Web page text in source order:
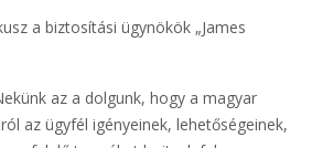
a biztosítási ügynökök „James
az a dolgunk, hogy a magyar
az ügyfél igényeinek, lehetőségeinek,